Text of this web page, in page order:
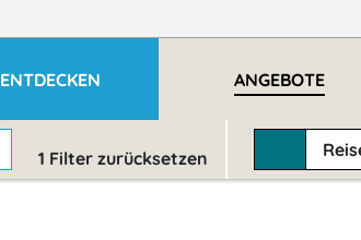
ENTDECKEN ANGEBOTE
1 Filter zurücksetzen